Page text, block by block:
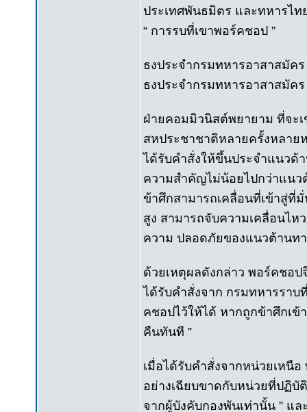
ประเทศพันธมิตร และทหารไ
“ การรบที่เขาพอร์คชอป ”
ธงประจำกรมทหารอาสาสมัคร
ธงประจำกรมทหารอาสาสมัคร
ฝ่ายคอมมิวนิสต์พยายาม ที่จะ
สหประชาชาติหลายครั้งหลา
ได้รับคำสั่งให้ขึ้นประจำแนว
ความสำคัญไม่น้อยไปกว่าแนว
ข้าศึกสามารถเคลื่อนที่เข้าสู่ที่
สูง สามารถจับความเคลื่อนไห
ความ ปลอดภัยของแนวต้านท
ด้วยเหตุผลดังกล่าว พอร์คชอ
ได้รับคำสั่งจาก กรมทหารราบ
คชอปไว้ให้ได้ หากถูกข้าศึกเ
คืนทันที ”
เมื่อได้รับคำสั่งจากหน่วยเหนื
อย่างเฉียบขาดกับหน่วยที่ปฏิบั
จากผู้บังคับกองพันเท่านั้น ” แ